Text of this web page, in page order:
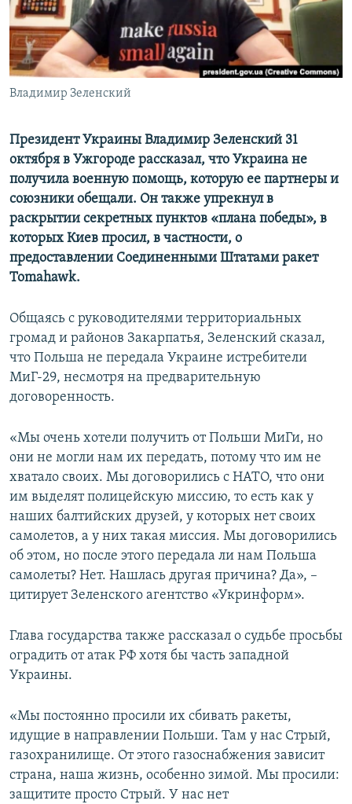
ПОБЕДИТЕЛЕЙ НЕ СУДЯТ?
КРЫМ.НЕПОКОРЕННЫЙ
ELIFBE
УКРАИНСКАЯ ПРОБЛЕМА КРЫМА
ПРИСОЕДИНЯЙТЕСЬ!
Владимир Зеленский
Президент Украины Владимир Зеленский 31
октября в Ужгороде рассказал, что Украина не
получила военную помощь, которую ее партнеры и
союзники обещали. Он также упрекнул в
раскрытии секретных пунктов «плана победы», в
которых Киев просил, в частности, о
предоставлении Соединенными Штатами ракет
Tomahawk.
Общаясь с руководителями территориальных
громад и районов Закарпатья, Зеленский сказал,
что Польша не передала Украине истребители
МиГ-29, несмотря на предварительную
договоренность.
«Мы очень хотели получить от Польши МиГи, но
они не могли нам их передать, потому что им не
хватало своих. Мы договорились с НАТО, что они
им выделят полицейскую миссию, то есть как у
наших балтийских друзей, у которых нет своих
самолетов, а у них такая миссия. Мы договорились
об этом, но после этого передала ли нам Польша
самолеты? Нет. Нашлась другая причина? Да», –
цитирует Зеленского агентство «Укринформ».
Глава государства также рассказал о судьбе просьбы
оградить от атак РФ хотя бы часть западной
Украины.
«Мы постоянно просили их сбивать ракеты,
идущие в направлении Польши. Там у нас Стрый,
газохранилище. От этого газоснабжения зависит
страна, наша жизнь, особенно зимой. Мы просили:
защитите просто Стрый. У нас нет